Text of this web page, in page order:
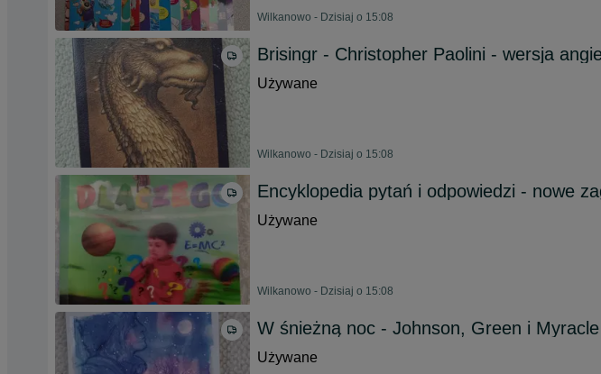
Wilkanowo - Dzisiaj o 15:08
Brisingr - Christopher Paolini - wersja
Używane
Wilkanowo - Dzisiaj o 15:08
Encyklopedia pytań i odpowiedzi - nowe
Używane
Wilkanowo - Dzisiaj o 15:08
W śnieżną noc - Johnson, Green i Myracle
Używane